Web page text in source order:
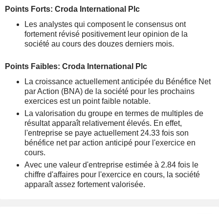
Points Forts: Croda International Plc
Les analystes qui composent le consensus ont
fortement révisé positivement leur opinion de la
société au cours des douzes derniers mois.
Points Faibles: Croda International Plc
La croissance actuellement anticipée du Bénéfice Net
par Action (BNA) de la société pour les prochains
exercices est un point faible notable.
La valorisation du groupe en termes de multiples de
résultat apparaît relativement élevés. En effet,
l'entreprise se paye actuellement 24.33 fois son
bénéfice net par action anticipé pour l'exercice en
cours.
Avec une valeur d'entreprise estimée à 2.84 fois le
chiffre d'affaires pour l'exercice en cours, la société
apparaît assez fortement valorisée.